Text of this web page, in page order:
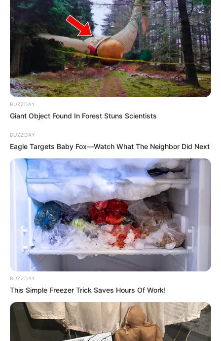
BUZZDAY
Giant Object Found In Forest Stuns Scientists
BUZZDAY
Eagle Targets Baby Fox—Watch What The Neighbor Did Next
BUZZDAY
This Simple Freezer Trick Saves Hours Of Work!